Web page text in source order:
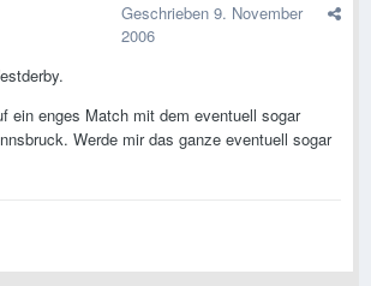
Geschrieben 9. November
2006
ein enges Match mit dem eventuell sogar
Werde mir das ganze eventuell sogar